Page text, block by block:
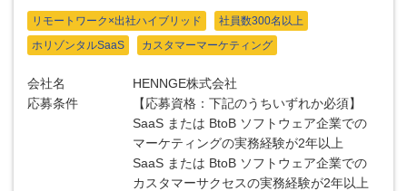
リモートワーク×出社ハイブリッド
社員数300名以上
ホリゾンタルSaaS
カスタマーマーケティング
会社名
HENNGE株式会社
応募条件
【応募資格：下記のうちいずれか必須】
SaaS または BtoB ソフトウェア企業での
マーケティングの実務経験が2年以上
SaaS または BtoB ソフトウェア企業での
カスタマーサクセスの実務経験が2年以上